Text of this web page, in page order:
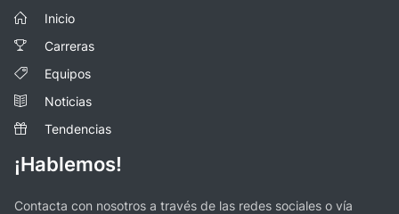
Inicio
Carreras
Equipos
Noticias
Tendencias
¡Hablemos!
Contacta con nosotros a través de las redes sociales o vía